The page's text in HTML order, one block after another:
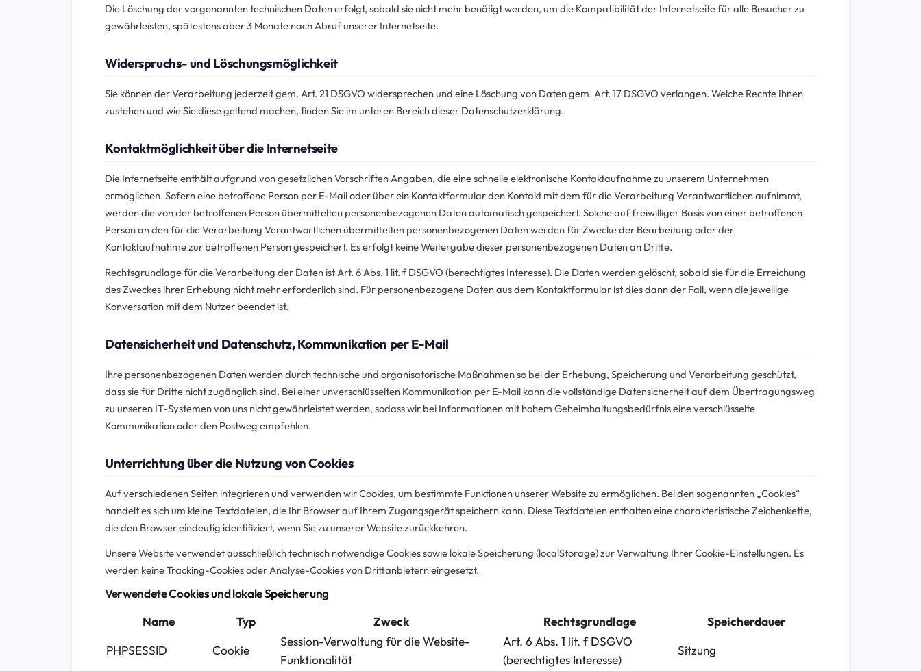
Die Löschung der vorgenannten technischen Daten erfolgt, sobald sie nicht mehr benötigt werden, um die Kompatibilität der Internetseite für alle Besucher zu
gewährleisten, spätestens aber 3 Monate nach Abruf unserer Internetseite.
Widerspruchs- und Löschungsmöglichkeit
Sie können der Verarbeitung jederzeit gem. Art. 21 DSGVO widersprechen und eine Löschung von Daten gem. Art. 17 DSGVO verlangen. Welche Rechte Ihnen
zustehen und wie Sie diese geltend machen, finden Sie im unteren Bereich dieser Datenschutzerklärung.
Kontaktmöglichkeit über die Internetseite
Die Internetseite enthält aufgrund von gesetzlichen Vorschriften Angaben, die eine schnelle elektronische Kontaktaufnahme zu unserem Unternehmen
ermöglichen. Sofern eine betroffene Person per E-Mail oder über ein Kontaktformular den Kontakt mit dem für die Verarbeitung Verantwortlichen aufnimmt,
werden die von der betroffenen Person übermittelten personenbezogenen Daten automatisch gespeichert. Solche auf freiwilliger Basis von einer betroffenen
Person an den für die Verarbeitung Verantwortlichen übermittelten personenbezogenen Daten werden für Zwecke der Bearbeitung oder der
Kontaktaufnahme zur betroffenen Person gespeichert. Es erfolgt keine Weitergabe dieser personenbezogenen Daten an Dritte.
Rechtsgrundlage für die Verarbeitung der Daten ist Art. 6 Abs. 1 lit. f DSGVO (berechtigtes Interesse). Die Daten werden gelöscht, sobald sie für die Erreichung
des Zweckes ihrer Erhebung nicht mehr erforderlich sind. Für personenbezogene Daten aus dem Kontaktformular ist dies dann der Fall, wenn die jeweilige
Konversation mit dem Nutzer beendet ist.
Datensicherheit und Datenschutz, Kommunikation per E-Mail
Ihre personenbezogenen Daten werden durch technische und organisatorische Maßnahmen so bei der Erhebung, Speicherung und Verarbeitung geschützt,
dass sie für Dritte nicht zugänglich sind. Bei einer unverschlüsselten Kommunikation per E-Mail kann die vollständige Datensicherheit auf dem Übertragungsweg
zu unseren IT-Systemen von uns nicht gewährleistet werden, sodass wir bei Informationen mit hohem Geheimhaltungsbedürfnis eine verschlüsselte
Kommunikation oder den Postweg empfehlen.
Unterrichtung über die Nutzung von Cookies
Auf verschiedenen Seiten integrieren und verwenden wir Cookies, um bestimmte Funktionen unserer Website zu ermöglichen. Bei den sogenannten „Cookies“
handelt es sich um kleine Textdateien, die Ihr Browser auf Ihrem Zugangsgerät speichern kann. Diese Textdateien enthalten eine charakteristische Zeichenkette,
die den Browser eindeutig identifiziert, wenn Sie zu unserer Website zurückkehren.
Unsere Website verwendet ausschließlich technisch notwendige Cookies sowie lokale Speicherung (localStorage) zur Verwaltung Ihrer Cookie-Einstellungen. Es
werden keine Tracking-Cookies oder Analyse-Cookies von Drittanbietern eingesetzt.
Verwendete Cookies und lokale Speicherung
Name
Typ Zweck Rechtsgrundlage
Speicherdauer
PHPSESSID
Cookie
Session-Verwaltung für die Website-
Funktionalität
Art. 6 Abs. 1 lit. f DSGVO
(berechtigtes Interesse)
Sitzung